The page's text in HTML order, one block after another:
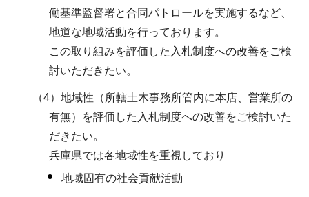
働基準監督署と合同パトロールを実施するなど、
地道な地域活動を行っております。
この取り組みを評価した入札制度への改善をご検
討いただきたい。
（4）地域性（所轄土木事務所管内に本店、営業所の
有無）を評価した入札制度への改善をご検討いた
だきたい。
兵庫県では各地域性を重視しており
地域固有の社会貢献活動